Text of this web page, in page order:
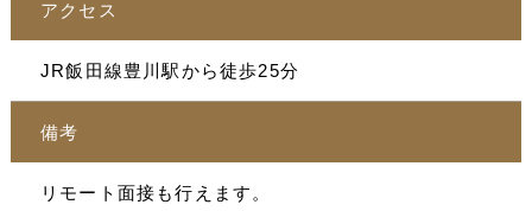
アクセス
JR飯田線豊川駅から徒歩25分
備考
リモート面接も行えます。